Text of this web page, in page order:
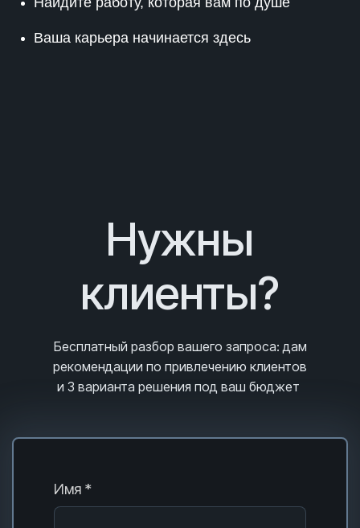
Ваша карьера начинается здесь
Нужны
клиенты?
Бесплатный разбор вашего запроса: дам
рекомендации по привлечению клиентов
и 3 варианта решения под ваш бюджет
Имя *